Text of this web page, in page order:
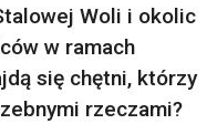
Woli i okolic
w ramach
się chętni, którzy
rzeczami?